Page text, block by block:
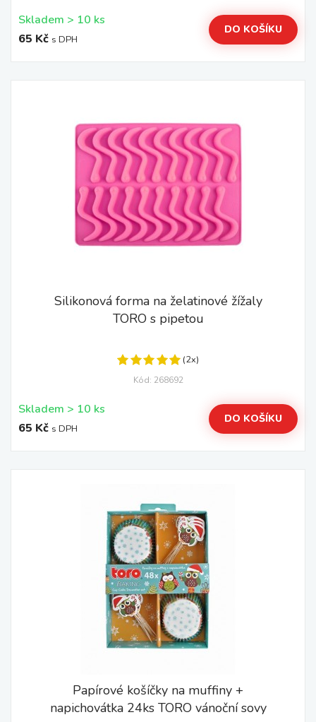
Skladem > 10 ks
65 Kč s DPH
DO KOŠÍKU
Silikonová forma na želatinové žížaly
TORO s pipetou
(2x)
Kód: 268692
Skladem > 10 ks
65 Kč s DPH
DO KOŠÍKU
Papírové košíčky na muffiny +
napichovátka 24ks TORO vánoční sovy